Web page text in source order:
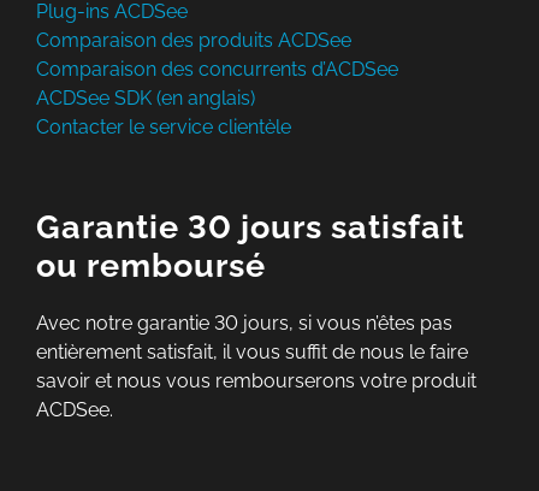
Plug-ins ACDSee
Comparaison des produits ACDSee
Comparaison des concurrents d’ACDSee
ACDSee SDK (en anglais)
Contacter le service clientèle
Garantie 30 jours satisfait
ou remboursé
Avec notre garantie 30 jours, si vous n’êtes pas
entièrement satisfait, il vous suffit de nous le faire
savoir et nous vous rembourserons votre produit
ACDSee.